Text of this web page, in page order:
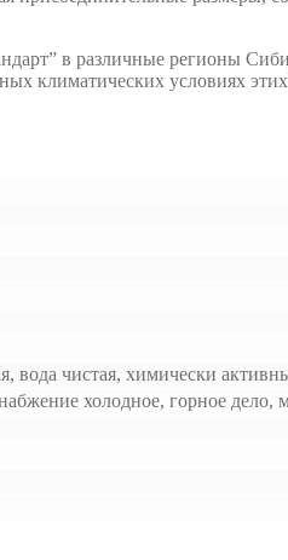
в различные регионы
климатических условиях
вода чистая, химически
холодное, горное